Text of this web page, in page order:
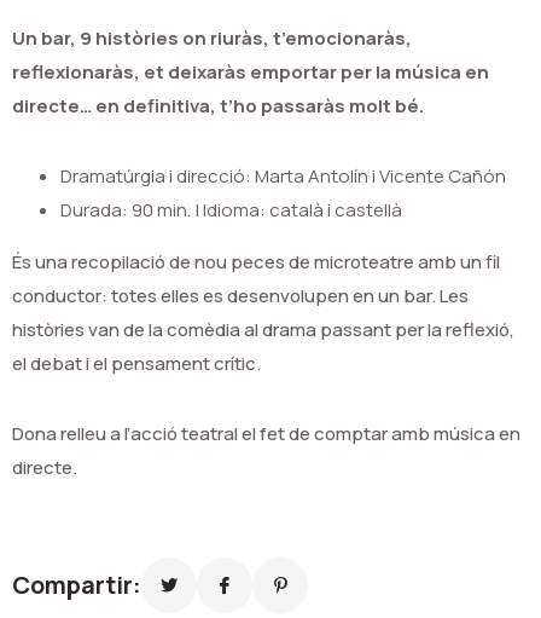
Un bar, 9 històries on riuràs, t’emocionaràs,
reflexionaràs, et deixaràs emportar per la música en
directe… en definitiva, t’ho passaràs molt bé.
Dramatúrgia i direcció: Marta Antolín i Vicente Cañón
Durada: 90 min. | Idioma: català i castellà
És una recopilació de nou peces de microteatre amb un fil
conductor: totes elles es desenvolupen en un bar. Les
històries van de la comèdia al drama passant per la reflexió,
el debat i el pensament crític.
Dona relleu a l’acció teatral el fet de comptar amb música en
directe.
Compartir: